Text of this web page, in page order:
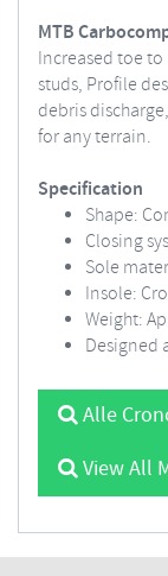
MTB
Increased toe
studs, Profile
debris
for any terrain.
Specification
Shape:
Closing
Sole
Insole:
Weight:
Designed
Alle
View All